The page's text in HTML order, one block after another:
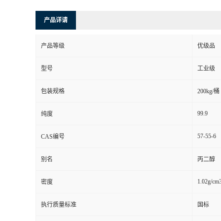
产品详请
产品等级 优级品
型号 工业级
包装规格 200kg/桶
纯度 99.9
CAS编号 57-55-6
别名 丙二醇
密度 1.02g/
执行质量标准 国标